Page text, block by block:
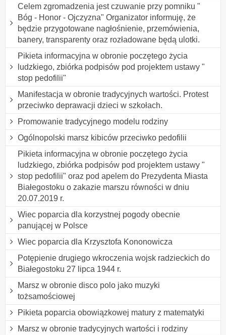
Celem zgromadzenia jest czuwanie przy pomniku "
Bóg - Honor - Ojczyzna" Organizator informuję, że
będzie przygotowane nagłośnienie, przemówienia,
banery, transparenty oraz rozładowane będą ulotki.
Pikieta informacyjna w obronie poczętego życia
ludzkiego, zbiórka podpisów pod projektem ustawy "
stop pedofilii"
Manifestacja w obronie tradycyjnych wartości. Protest
przeciwko deprawacji dzieci w szkołach.
Promowanie tradycyjnego modelu rodziny
Ogólnopolski marsz kibiców przeciwko pedofilii
Pikieta informacyjna w obronie poczętego życia
ludzkiego, zbiórka podpisów pod projektem ustawy "
stop pedofilii" oraz pod apelem do Prezydenta Miasta
Białegostoku o zakazie marszu równości w dniu
20.07.2019 r.
Wiec poparcia dla korzystnej pogody obecnie
panującej w Polsce
Wiec poparcia dla Krzysztofa Kononowicza
Potępienie drugiego wkroczenia wojsk radzieckich do
Białegostoku 27 lipca 1944 r.
Marsz w obronie disco polo jako muzyki
tożsamościowej
Pikieta poparcia obowiązkowej matury z matematyki
Marsz w obronie tradycyjnych wartości i rodziny